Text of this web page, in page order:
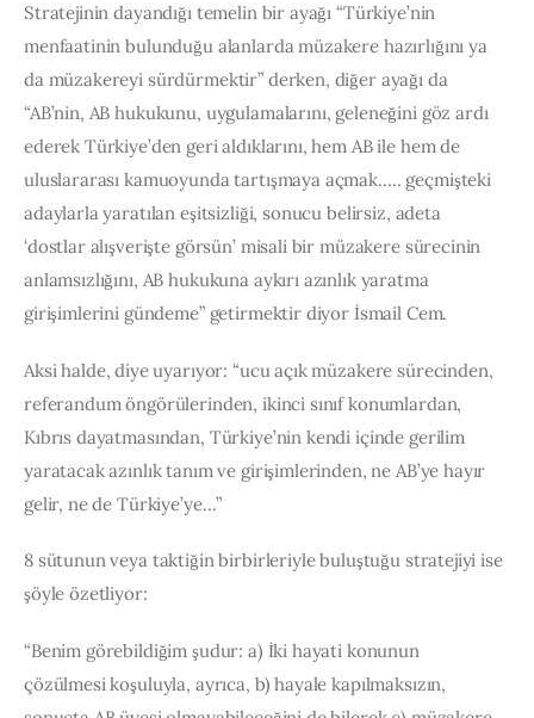
Stratejinin dayandığı temelin bir ayağı “Türkiye’nin
menfaatinin bulunduğu alanlarda müzakere hazırlığını ya
da müzakereyi sürdürmektir” derken, diğer ayağı da
“AB’nin, AB hukukunu, uygulamalarını, geleneğini göz ardı
ederek Türkiye’den geri aldıklarını, hem AB ile hem de
uluslararası kamuoyunda tartışmaya açmak….. geçmişteki
adaylarla yaratılan eşitsizliği, sonucu belirsiz, adeta
‘dostlar alışverişte görsün’ misali bir müzakere sürecinin
anlamsızlığını, AB hukukuna aykırı azınlık yaratma
girişimlerini gündeme” getirmektir diyor İsmail Cem.
Aksi halde, diye uyarıyor: “ucu açık müzakere sürecinden,
referandum öngörülerinden, ikinci sınıf konumlardan,
Kıbrıs dayatmasından, Türkiye’nin kendi içinde gerilim
yaratacak azınlık tanım ve girişimlerinden, ne AB’ye hayır
gelir, ne de Türkiye’ye…”
8 sütunun veya taktiğin birbirleriyle buluştuğu stratejiyi ise
şöyle özetliyor:
“Benim görebildiğim şudur: a) İki hayati konunun
çözülmesi koşuluyla, ayrıca, b) hayale kapılmaksızın,